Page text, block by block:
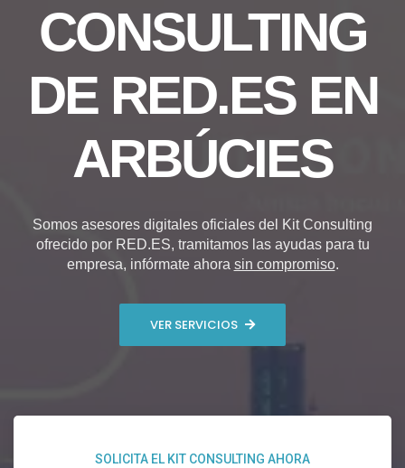
CONSULTING
DE RED.ES EN
ARBÚCIES
Somos asesores digitales oficiales del Kit Consulting
ofrecido por RED.ES, tramitamos las ayudas para tu
empresa, infórmate ahora sin compromiso.
VER SERVICIOS
SOLICITA EL KIT CONSULTING AHORA